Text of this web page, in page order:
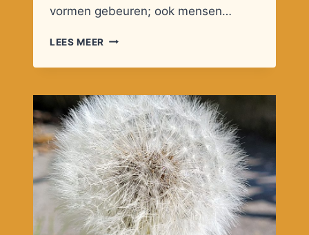
vormen gebeuren; ook mensen…
LEES MEER AUTISME
OUDER